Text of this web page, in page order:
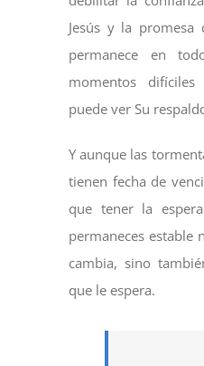
Jesús y la promesa
permanece en
momentos
puede ver Su
Y aunque las
tienen fecha de
que tener la
permaneces estable
cambia, sino
que le espera.